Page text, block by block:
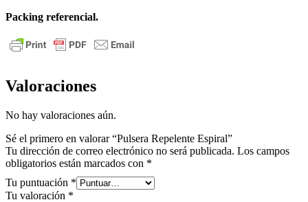
Packing referencial.
Valoraciones
No hay valoraciones aún.
Sé el primero en valorar “Pulsera Repelente Espiral”
Tu dirección de correo electrónico no será publicada. Los campos
obligatorios están marcados con *
Tu puntuación *
Tu valoración *